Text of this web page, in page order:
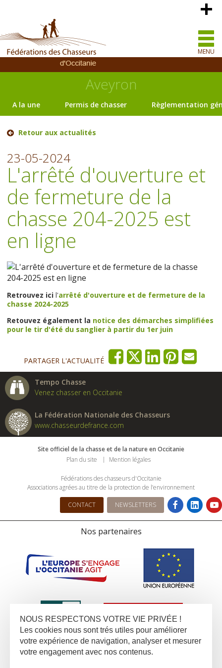
MENU
Aveyron
A la une Permis de chasser Règlementation
Retour aux actualités
23-05-2024
L'arrêté d'ouverture et
de fermeture de la
chasse 204-2025 est
en ligne
Retrouvez ici l'arrêté d'ouverture et de fermeture de la
chasse 2024-2025
Retouvez également la notice des démarches simplifiées
pour le tir d'été du sanglier à partir du 1er juin
PARTAGER L'ACTUALITÉ
Tempo Chasse
Venez chasser en Occitanie
La Fédération Nationale des Chasseurs
www.chasseurdefrance.com
Site officiel de la chasse et de la nature en Occitanie
Plan du site
Mention légales
Fédérations des chasseurs d'Occitanie
Associations agrées au titre de la protection de l’environnement
CONTACT NEWSLETTERS
Nos partenaires
NOUS RESPECTONS VOTRE VIE PRIVÉE !
Les cookies nous sont trés utiles pour améliorer
votre expérience de navigation, analyser et mesurer
votre engagement avec nos contenus.